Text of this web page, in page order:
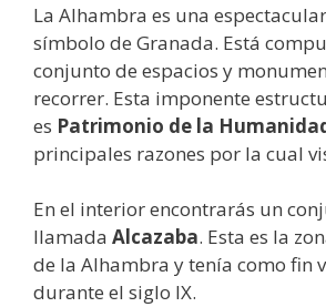
La Alhambra es una espectacular
símbolo de Granada. Está
conjunto de espacios y
recorrer. Esta imponente
es Patrimonio de la
principales razones por la cual
En el interior encontrarás un
llamada Alcazaba. Esta es la
de la Alhambra y tenía como fin
durante el siglo IX.